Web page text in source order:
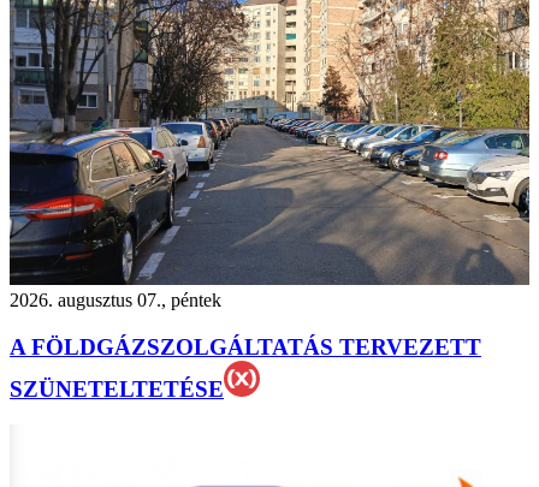
2026. augusztus 07., péntek
A FÖLDGÁZSZOLGÁLTATÁS TERVEZETT
SZÜNETELTETÉSE